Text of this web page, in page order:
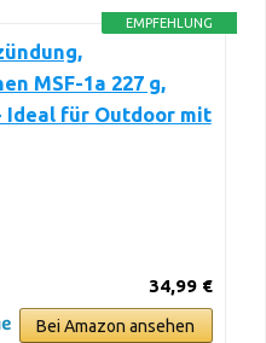
EMPFEHLUNG
MSF-1a 227 g,
Ideal für Outdoor mit
34,99 €
Bei Amazon ansehen